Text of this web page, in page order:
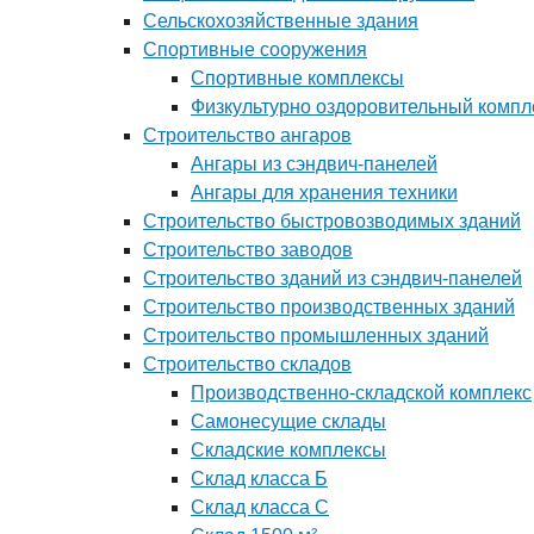
Сельскохозяйственные здания
Спортивные сооружения
Спортивные комплексы
Физкультурно оздоровительный
Строительство ангаров
Ангары из сэндвич-панелей
Ангары для хранения техники
Строительство быстровозводимых зданий
Строительство заводов
Строительство зданий из сэндвич-панелей
Строительство производственных зданий
Строительство промышленных зданий
Строительство складов
Производственно-складской комплекс
Самонесущие склады
Складские комплексы
Склад класса Б
Склад класса С